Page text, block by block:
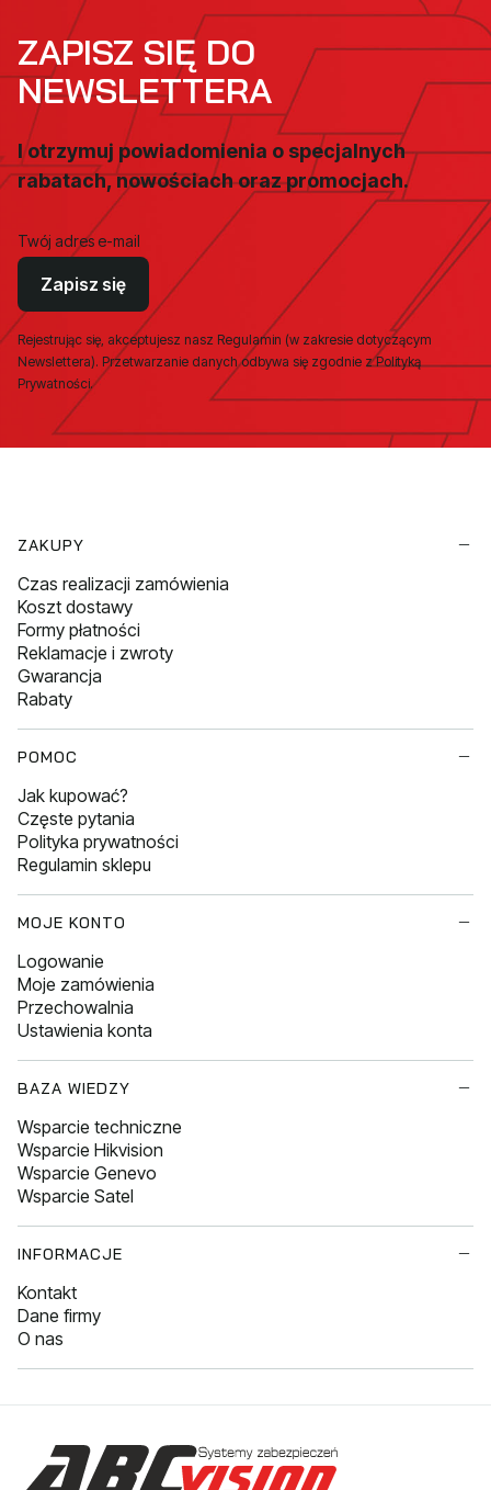
ZAPISZ SIĘ DO
NEWSLETTERA
I otrzymuj powiadomienia o specjalnych
rabatach, nowościach oraz promocjach.
Twój adres e-mail
Zapisz się
Rejestrując się, akceptujesz nasz Regulamin (w zakresie dotyczącym
Newslettera). Przetwarzanie danych odbywa się zgodnie z Polityką
Prywatności.
ZAKUPY
Czas realizacji zamówienia
Koszt dostawy
Formy płatności
Reklamacje i zwroty
Gwarancja
Rabaty
POMOC
Jak kupować?
Częste pytania
Polityka prywatności
Regulamin sklepu
MOJE KONTO
Logowanie
Moje zamówienia
Przechowalnia
Ustawienia konta
BAZA WIEDZY
Wsparcie techniczne
Wsparcie Hikvision
Wsparcie Genevo
Wsparcie Satel
INFORMACJE
Kontakt
Dane firmy
O nas